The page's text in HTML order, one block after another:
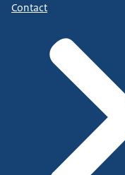
Contact